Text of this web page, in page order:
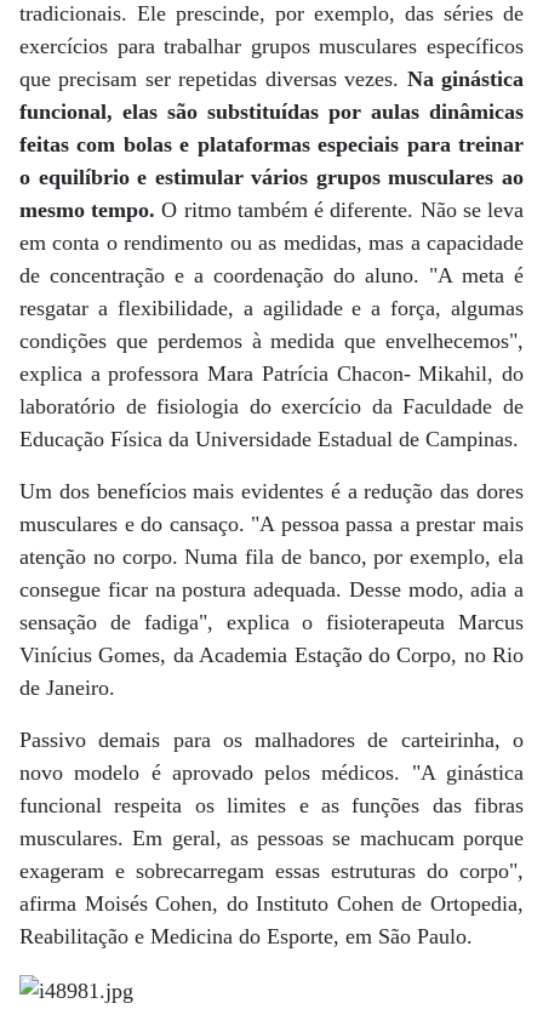
tradicionais. Ele prescinde, por exemplo, das séries de
exercícios para trabalhar grupos musculares específicos
que precisam ser repetidas diversas vezes. Na ginástica
funcional, elas são substituídas por aulas dinâmicas
feitas com bolas e plataformas especiais para treinar
o equilíbrio e estimular vários grupos musculares ao
mesmo tempo. O ritmo também é diferente. Não se leva
em conta o rendimento ou as medidas, mas a capacidade
de concentração e a coordenação do aluno. "A meta é
resgatar a flexibilidade, a agilidade e a força, algumas
condições que perdemos à medida que envelhecemos",
explica a professora Mara Patrícia Chacon- Mikahil, do
laboratório de fisiologia do exercício da Faculdade de
Educação Física da Universidade Estadual de Campinas.
Um dos benefícios mais evidentes é a redução das dores
musculares e do cansaço. "A pessoa passa a prestar mais
atenção no corpo. Numa fila de banco, por exemplo, ela
consegue ficar na postura adequada. Desse modo, adia a
sensação de fadiga", explica o fisioterapeuta Marcus
Vinícius Gomes, da Academia Estação do Corpo, no Rio
de Janeiro.
Passivo demais para os malhadores de carteirinha, o
novo modelo é aprovado pelos médicos. "A ginástica
funcional respeita os limites e as funções das fibras
musculares. Em geral, as pessoas se machucam porque
exageram e sobrecarregam essas estruturas do corpo",
afirma Moisés Cohen, do Instituto Cohen de Ortopedia,
Reabilitação e Medicina do Esporte, em São Paulo.